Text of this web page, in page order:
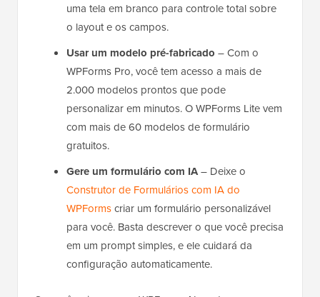
uma tela em branco para controle total sobre
o layout e os campos.
Usar um modelo pré-fabricado – Com o
WPForms Pro, você tem acesso a mais de
2.000 modelos prontos que pode
personalizar em minutos. O WPForms Lite vem
com mais de 60 modelos de formulário
gratuitos.
Gere um formulário com IA– Deixe o
Construtor de Formulários com IA do
WPFormscriar um formulário personalizável
para você. Basta descrever o que você precisa
em um prompt simples, e ele cuidará da
configuração automaticamente.